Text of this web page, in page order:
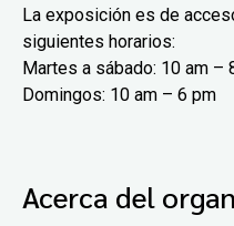
La exposición es de
siguientes horarios:
Martes a sábado: 10 am –
Domingos: 10 am – 6 pm
Acerca del